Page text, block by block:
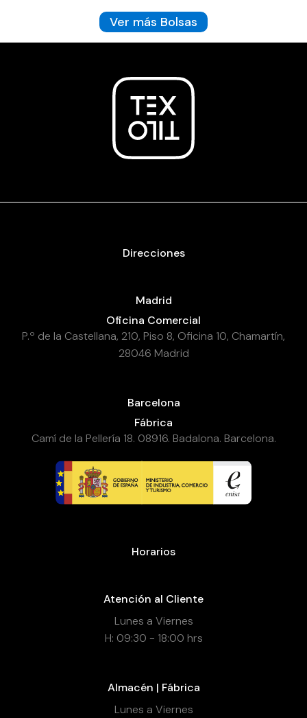
Ver más Bolsas
Direcciones
Madrid
Oficina Comercial
P.º de la Castellana, 210, Piso 8, Oficina 10, Chamartín,
28046 Madrid
Barcelona
Fábrica
Camí de la Pellería 18. 08916. Badalona. Barcelona.
Horarios
Atención al Cliente
Lunes a Viernes
H: 09:30 - 18:00 hrs
Almacén | Fábrica
Lunes a Viernes